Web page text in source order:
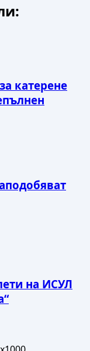
катерене
на ИСУЛ